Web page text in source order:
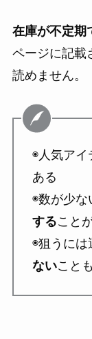
在庫が不定期
ページに記載
読めません。
◉人気アイ
ある
◉数が少な
すること
◉狙うには
ないこと